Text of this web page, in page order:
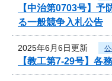
【中治第0703号】
る一般競争入札公告
2025年6月6日更新
【教工第7-29号】各